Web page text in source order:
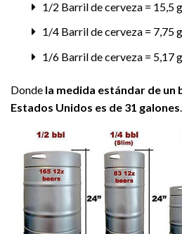
1/2 Barril de cerveza = 15,5
1/4 Barril de cerveza = 7,75
1/6 Barril de cerveza = 5,17
Donde la medida estándar de un
Estados Unidos es de 31 galones